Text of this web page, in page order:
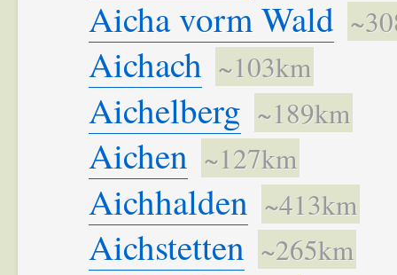
Aicha vorm Wald
Aichach ~103km
Aichelberg ~189km
Aichen ~127km
Aichhalden ~413km
Aichstetten ~265km